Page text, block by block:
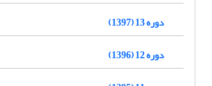
دوره 13 (1397)
دوره 12 (1396)